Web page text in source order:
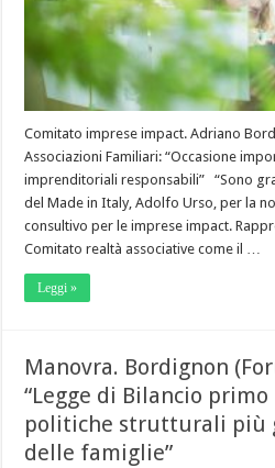
Comitato imprese impact. Adriano
Associazioni Familiari: “Occasione
imprenditoriali responsabili” “Sono
del Made in Italy, Adolfo Urso, per la
consultivo per le imprese impact.
Comitato realtà associative come il …
Leggi »
Manovra. Bordignon
“Legge di Bilancio primo
politiche strutturali più
delle famiglie”